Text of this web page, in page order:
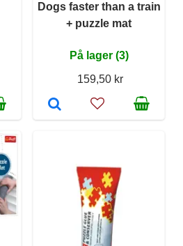
Dogs faster than a train
+ puzzle mat
På lager (3)
159,50 kr